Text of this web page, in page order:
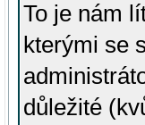
To je nám
kterými se
důležité